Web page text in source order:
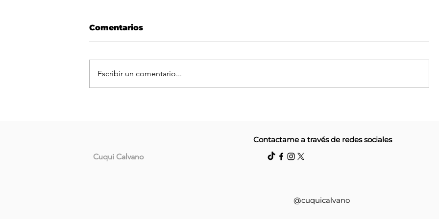
La Coalición Cívica ARI Corrientes
para el ingreso a Derecho de la
Campaña #Recopila: Más
Comentarios
Escribir un comentario...
Contactame a través de redes sociales
Cuqui Calvano
@cuquicalvano